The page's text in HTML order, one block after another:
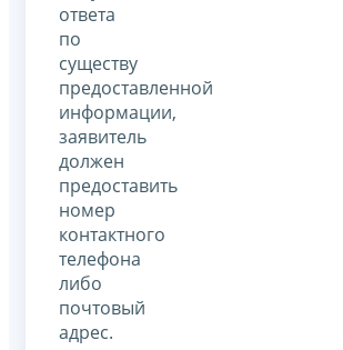
ответа
по
существу
предоставленной
информации,
заявитель
должен
предоставить
номер
контактного
телефона
либо
почтовый
адрес.